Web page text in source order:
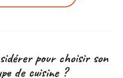
pour choisir son
de cuisine ?